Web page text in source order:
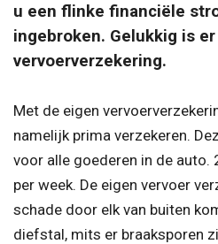
u een flinke financiële
ingebroken. Gelukkig is
vervoerverzekering.
Met de eigen
namelijk prima verzekeren.
voor alle goederen in de auto.
per week. De eigen vervoer
schade door elk van buiten
diefstal, mits er braaksporen